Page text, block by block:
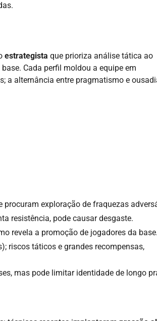
estrategista que prioriza análise tática ao
Cada perfil moldou a equipe em
a alternância entre pragmatismo e
exploração de fraquezas
resistência, pode causar desgaste.
revela a promoção de jogadores da base.
riscos táticos e grandes recompensas,
mas pode limitar identidade de longo